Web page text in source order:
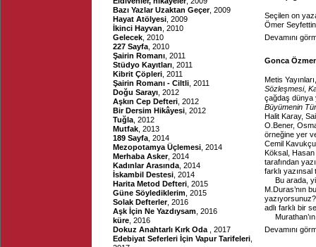
Bazı Yazlar Uzaktan Geçer, 2009
Hayat Atölyesi , 2009
İkinci Hayvan , 2010
Gelecek , 2010
227 Sayfa , 2010
Şairin Romanı , 2011
Stüdyo Kayıtları , 2011
Kibrit Çöpleri , 2011
Şairin Romanı - Ciltli , 2011
Doğu Sarayı , 2012
Aşkın Cep Defteri , 2012
Bir Dersim Hikâyesi , 2012
Tuğla , 2012
Mutfak , 2013
189 Sayfa , 2014
Mezopotamya Üçlemesi , 2014
Merhaba Asker, 2014
Kadınlar Arasında , 2014
İskambil Destesi , 2014
Harita Metod Defteri , 2015
Güne Söylediklerim , 2015
Solak Defterler, 2016
Aşk İçin Ne Yazdıysam , 2016
küre , 2016
Dokuz Anahtarlı Kırk Oda
, 2017
Edebiyat Seferleri İçin Vapur Tarifeleri
Seçilen on
Ömer
Devamını
Gonca
Metis
Sözleşmesi,
çağdaş dünya
Büyümenin
Halit Karay,
O.Bener,
örneğine yer
Cemil
Köksal,
tarafından
farklı
Bu arada,
M.Duras’nın
adlı farklı bir
Devamını